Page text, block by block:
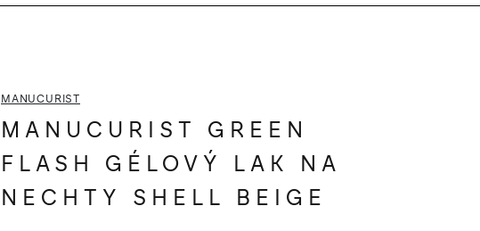
MANUCURIST
MANUCURIST GREEN
FLASH GÉLOVÝ LAK NA
NECHTY SHELL BEIGE